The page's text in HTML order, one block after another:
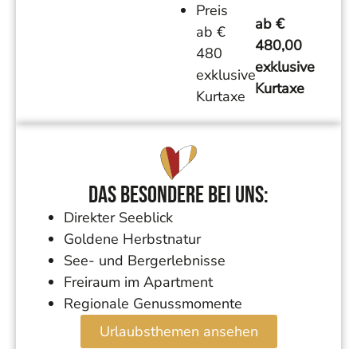
Preis
ab €
480
exklusive
Kurtaxe
ab €
480,00
exklusive
Kurtaxe
Das Besondere bei uns:
Direkter Seeblick
Goldene Herbstnatur
See- und Bergerlebnisse
Freiraum im Apartment
Regionale Genussmomente
Urlaubsthemen ansehen